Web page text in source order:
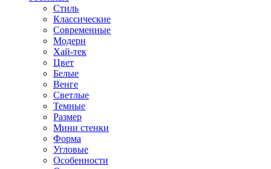
Стиль
Классические
Современные
Модерн
Хай-тек
Цвет
Белые
Венге
Светлые
Темные
Размер
Мини стенки
Форма
Угловые
Особенности